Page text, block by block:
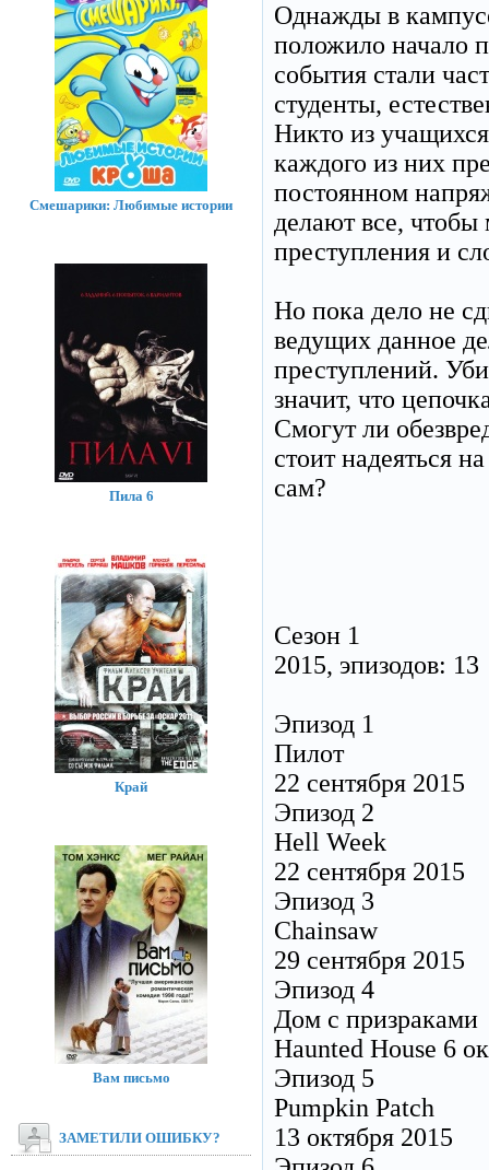
Однажды в
положило начало
события стали
студенты,
Никто из
каждого из них
постоянном
делают все,
преступления и
Но пока дело не
ведущих данное
преступлений.
значит, что
Смогут ли
стоит надеяться
сам?
Сезон 1
2015, эпизодов: 13
Эпизод 1
Пилот
22 сентября 2015
Эпизод 2
Hell Week
22 сентября 2015
Эпизод 3
Chainsaw
29 сентября 2015
Эпизод 4
Дом с призраками
Haunted House 6
Эпизод 5
Pumpkin Patch
13 октября 2015
Смешарики: Любимые истории
Пила 6
Край
Вам письмо
ЗАМЕТИЛИ ОШИБКУ?